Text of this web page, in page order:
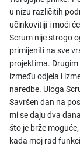
u nizu različitih
učinkovitiji i moći
Scrum nije strogo
primijeniti na sve
projektima.
između odjela i
naredbe. Uloga
Savršen dan na
mi se daju dva
što je brže
kada moj rad